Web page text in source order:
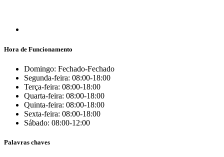
Hora de Funcionamento
Domingo: Fechado-Fechado
Segunda-feira: 08:00-18:00
Terça-feira: 08:00-18:00
Quarta-feira: 08:00-18:00
Quinta-feira: 08:00-18:00
Sexta-feira: 08:00-18:00
Sábado: 08:00-12:00
Palavras chaves